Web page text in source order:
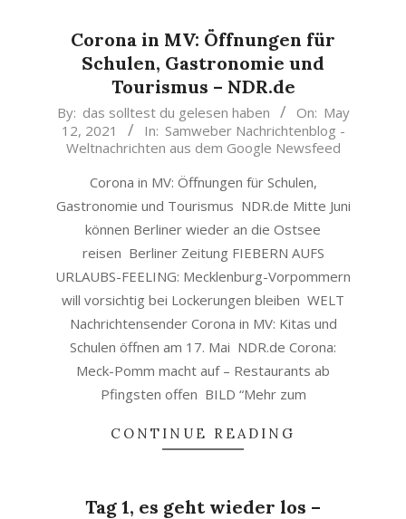
Corona in MV: Öffnungen für
Schulen, Gastronomie und
Tourismus – NDR.de
2021-
05-
12
By: das solltest du gelesen haben On: May
12, 2021
In: Samweber Nachrichtenblog -
Weltnachrichten aus dem Google Newsfeed
Corona in MV: Öffnungen für Schulen,
Gastronomie und Tourismus NDR.de Mitte Juni
können Berliner wieder an die Ostsee
reisen Berliner Zeitung FIEBERN AUFS
URLAUBS-FEELING: Mecklenburg-Vorpommern
will vorsichtig bei Lockerungen bleiben WELT
Nachrichtensender Corona in MV: Kitas und
Schulen öffnen am 17. Mai NDR.de Corona:
Meck-Pomm macht auf – Restaurants ab
Pfingsten offen BILD “Mehr zum
CONTINUE READING
Tag 1, es geht wieder los –